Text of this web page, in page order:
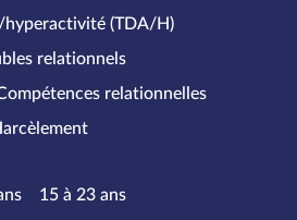
(TDA/H)
relationnels
relationnelles
15 à 23 ans